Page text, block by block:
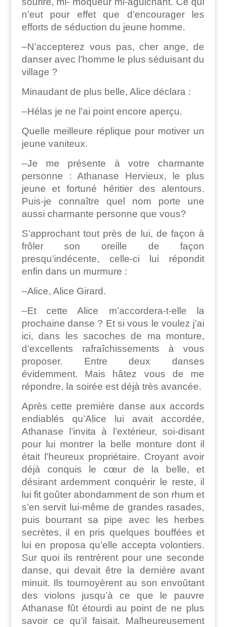
n’eut pour effet que d’encourager les
efforts de séduction du jeune homme.
–N’accepterez vous pas, cher ange, de
danser avec l’homme le plus séduisant du
village ?
Minaudant de plus belle, Alice déclara :
–Hélas je ne l’ai point encore aperçu.
Quelle meilleure réplique pour motiver un
jeune vaniteux.
–Je me présente à votre charmante
personne : Athanase Hervieux, le plus
jeune et fortuné héritier des alentours.
Puis-je connaître quel nom porte une
aussi charmante personne que vous?
S’approchant tout près de lui, de façon à
frôler son oreille de façon
presqu’indécente, celle-ci lui répondit
enfin dans un murmure :
–Alice, Alice Girard.
–Et cette Alice m’accordera-t-elle la
prochaine danse ? Et si vous le voulez j’ai
ici, dans les sacoches de ma monture,
d’excellents rafraîchissements à vous
proposer. Entre deux danses
évidemment. Mais hâtez vous de me
répondre, la soirée est déjà très avancée.
Après cette première danse aux accords
endiablés qu’Alice lui avait accordée,
Athanase l’invita à l’extérieur, soi-disant
pour lui montrer la belle monture dont il
était l’heureux propriétaire. Croyant avoir
déjà conquis le cœur de la belle, et
désirant ardemment conquérir le reste, il
lui fit goûter abondamment de son rhum et
s’en servit lui-même de grandes rasades,
puis bourrant sa pipe avec les herbes
secrètes, il en pris quelques bouffées et
lui en proposa qu’elle accepta volontiers.
Sur quoi ils rentrèrent pour une seconde
danse, qui devait être la dernière avant
minuit. Ils tournoyèrent au son envoûtant
des violons jusqu’à ce que le pauvre
Athanase fût étourdi au point de ne plus
savoir ce qu’il faisait. Malheureusement